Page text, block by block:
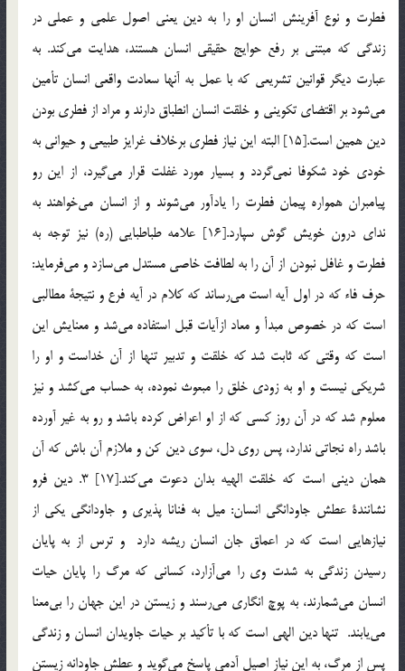
فطرت و نوع آفرينش انسان او را به دين يعني اصول علمي و عملي در
زندگي كه مبتني بر رفع حوايج حقيقي انسان هستند، هدايت مي‌كند. به
عبارت ديگر قوانين تشريعي كه با عمل به آنها سعادت واقعي انسان تأمين
مي‌شود بر اقتضاي تكويني و خلقت انسان انطباق دارند و مراد از فطري بودن
دين همين است.[15] البته اين نياز فطري برخلاف غرايز طبيعي و حيواني به
خودي خود شكوفا نمي‌گردد و بسيار مورد غفلت قرار مي‌گيرد، از اين رو
پيامبران همواره پيمان فطرت را يادآور مي‌شوند و از انسان مي‌خواهند به
نداي درون خويش گوش سپارد.[16] علامه طباطبايي (ره) نيز توجه به
فطرت و غافل نبودن از آن را به لطافت خاصي مستدل مي‌سازد و مي‌فرمايد:
حرف فاء كه در اول آيه است مي‌رساند كه كلام در آيه فرع و نتيجة مطالبي
است كه در خصوص مبدأ و معاد ازآيات قبل استفاده مي‌شد و معنايش اين
است كه وقتي كه ثابت شد كه خلقت و تدبير تنها از آن خداست و او را
شريكي نيست و او به زودي خلق را مبعوث نموده، به حساب مي‌كشد و نيز
معلوم شد كه در آن روز كسي كه از او اعراض كرده باشد و رو به غير آورده
باشد راه نجاتي ندارد، پس روي دل، سوي دين كن و ملازم آن باش كه آن
همان ديني است كه خلقت الهيه بدان دعوت مي‌كند.[17] 3. دين فرو
نشانندة عطش جاودانگي انسان: ميل به فنانا پذيري و جاودانگي يكي از
نيازهايي است كه در اعماق جان انسان ريشه دارد و ترس از به پايان
رسيدن زندگي به شدت وي را مي‌آزارد، كساني كه مرگ را پايان حيات
انسان مي‌شمارند، به پوچ انگاري مي‌رسند و زيستن در اين جهان را بي‌معنا
مي‌يابند. تنها دين الهي است كه با تأكيد بر حيات جاويدان انسان و زندگي
پس از مرگ، به اين نياز اصيل آدمي پاسخ مي‌گويد و عطش جاودانه زيستن